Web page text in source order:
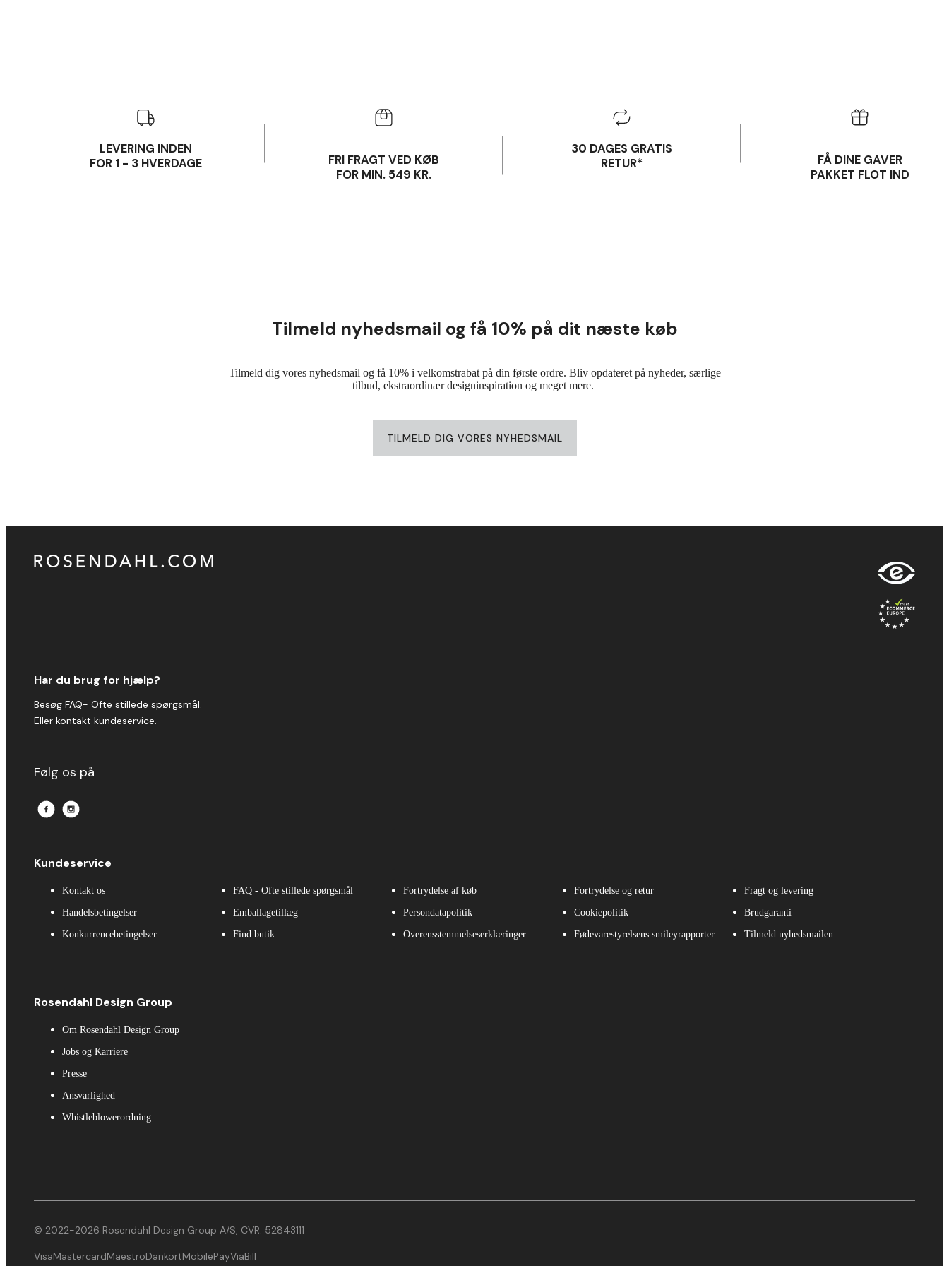
LEVERING INDEN
FOR 1 - 3 HVERDAGE
FRI FRAGT VED KØB
FOR MIN. 549 KR.
30 DAGES GRATIS
RETUR*
FÅ DINE GAVER
PAKKET FLOT IND
Tilmeld nyhedsmail og få 10% på dit næste køb
Tilmeld dig vores nyhedsmail og få 10% i velkomstrabat på din første ordre. Bliv opdateret på nyheder, særlige
tilbud, ekstraordinær designinspiration og meget mere.
TILMELD DIG VORES NYHEDSMAIL
Har du brug for hjælp?
Besøg FAQ- Ofte stillede spørgsmål.
Eller kontakt kundeservice.
Følg os på
Kundeservice
Kontakt os FAQ - Ofte stillede spørgsmål Fortrydelse af køb Fortrydelse og retur Fragt og levering
Handelsbetingelser Emballagetillæg Persondatapolitik Cookiepolitik Brudgaranti
Konkurrencebetingelser Find butik Overensstemmelseserklæringer Fødevarestyrelsens smileyrapporter Tilmeld nyhedsmailen
Rosendahl Design Group
Om Rosendahl Design Group
Jobs og Karriere
Presse
Ansvarlighed
Whistleblowerordning
© 2022-2026 Rosendahl Design Group A/S, CVR: 52843111
VisaMastercardMaestroDankortMobilePayViaBill